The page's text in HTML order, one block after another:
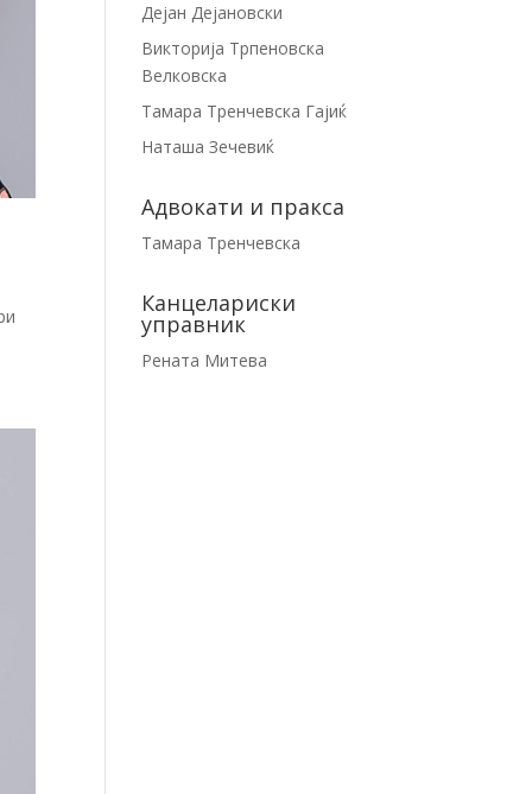
Дејан Дејановски
Викторија Трпеновска
Велковска
Тамара Тренчевска Гајиќ
Наташа Зечевиќ
Адвокати и пракса
Тамара Тренчевска
Канцелариски
управник
Рената Митева